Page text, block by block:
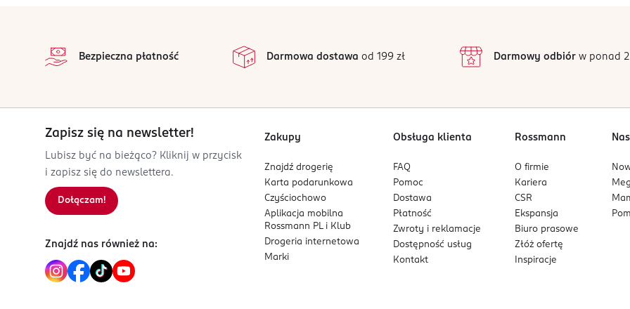
90-562 Łódź
2
1
Bezpieczna płatność Darmowa dostawa od 199 zł Darmowy odbiórw ponad
Zapisz się na newsletter!
Lubisz być na bieżąco? Kliknij w przycisk
i zapisz się do newslettera.
Dołączam!
Znajdź nas również na:
Zakupy
Znajdź drogerię
Karta podarunkowa
Czyściochowo
Aplikacja mobilna
Rossmann PL i Klub
Drogeria internetowa
Marki
Obsługa klienta
FAQ
Pomoc
Dostawa
Płatność
Zwroty i reklamacje
Dostępność usług
Kontakt
Rossmann
O firmie
Kariera
CSR
Ekspansja
Biuro prasowe
Złóż ofertę
Inspiracje